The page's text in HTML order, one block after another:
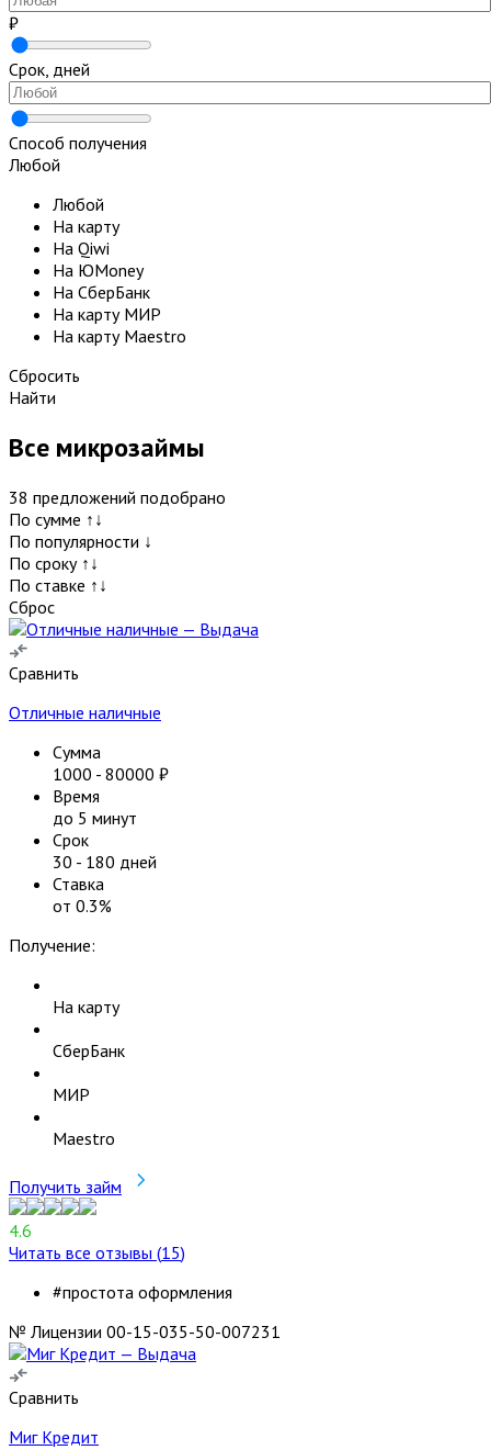
₽
Срок, дней
Способ получения
Любой
Любой
На карту
На Qiwi
На ЮMoney
На СберБанк
На карту МИР
На карту Maestro
Сбросить
Найти
Все микрозаймы
38 предложений подобрано
По сумме ↑↓
По популярности ↓
По сроку ↑↓
По ставке ↑↓
Сброс
Сравнить
Отличные наличные
Сумма
1000 - 80000 ₽
Время
до 5 минут
Срок
30 - 180 дней
Ставка
от 0.3%
Получение:
На карту
СберБанк
МИР
Maestro
Получить займ
4.6
Читать все отзывы (15)
#простота оформления
№ Лицензии 00-15-035-50-007231
Сравнить
Миг Кредит